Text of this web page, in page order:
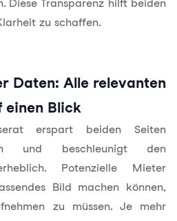
Diese Transparenz hilft beiden
zu schaffen.
Daten: Alle relevanten
einen Blick
erspart beiden Seiten
und beschleunigt den
Potenzielle Mieter
Bild machen können,
zu müssen. Je mehr